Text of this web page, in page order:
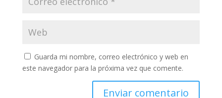
Guarda mi nombre, correo electrónico y web en
este navegador para la próxima vez que comente.